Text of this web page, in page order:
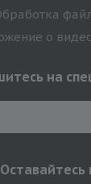
о
на
Оставайтесь